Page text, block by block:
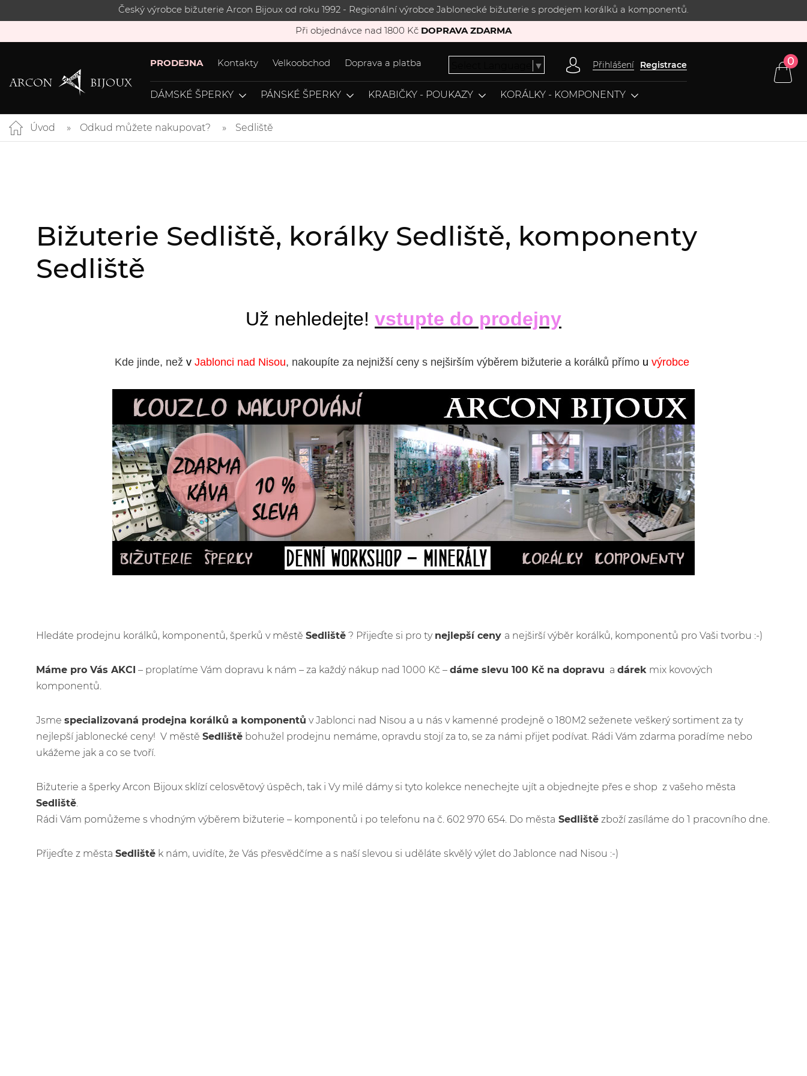
Český výrobce bižuterie Arcon Bijoux od roku 1992 - Regionální výrobce Jablonecké bižuterie s prodejem korálků a komponentů.
Při objednávce nad 1800 Kč DOPRAVA ZDARMA
PRODEJNA Kontakty Velkoobchod Doprava a platba ▼ Přihlášení Registrace 0
DÁMSKÉ ŠPERKY PÁNSKÉ ŠPERKY KRABIČKY - POUKAZY KORÁLKY - KOMPONENTY
Úvod Odkud můžete nakupovat? Sedliště
Bižuterie Sedliště, korálky Sedliště, komponenty
Sedliště
Už nehledejte! vstupte do prodejny
Kde jinde, než v Jablonci nad Nisou, nakoupíte za nejnižší ceny s nejširším výběrem bižuterie a korálků přímo u výrobce
Hledáte prodejnu korálků, komponentů, šperků v městě Sedliště ? Přijeďte si pro ty nejlepší ceny a nejširší výběr korálků, komponentů pro Vaši tvorbu :-)
Máme pro Vás AKCI – proplatíme Vám dopravu k nám – za každý nákup nad 1000 Kč – dáme slevu 100 Kč na dopravu a dárek mix kovových
komponentů.
Jsme specializovaná prodejna korálků a komponentů v Jablonci nad Nisou a u nás v kamenné prodejně o 180M2 seženete veškerý sortiment za ty
nejlepší jablonecké ceny! V městě Sedliště bohužel prodejnu nemáme, opravdu stojí za to, se za námi přijet podívat. Rádi Vám zdarma poradíme nebo
ukážeme jak a co se tvoří.
Bižuterie a šperky Arcon Bijoux sklízí celosvětový úspěch, tak i Vy milé dámy si tyto kolekce nenechejte ujít a objednejte přes e shop z vašeho města
Sedliště.
Rádi Vám pomůžeme s vhodným výběrem bižuterie – komponentů i po telefonu na č. 602 970 654. Do města Sedliště zboží zasíláme do 1 pracovního dne.
Přijeďte z města Sedliště k nám, uvidíte, že Vás přesvědčíme a s naší slevou si uděláte skvělý výlet do Jablonce nad Nisou :-)